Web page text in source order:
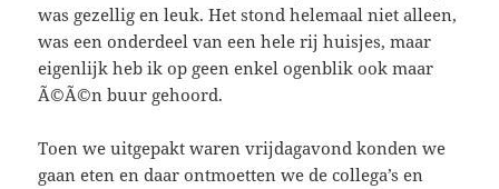
was gezellig en leuk. Het stond helemaal niet alleen,
was een onderdeel van een hele rij huisjes, maar
eigenlijk heb ik op geen enkel ogenblik ook maar
Ã©Ã©n buur gehoord.
Toen we uitgepakt waren vrijdagavond konden we
gaan eten en daar ontmoetten we de collega’s en